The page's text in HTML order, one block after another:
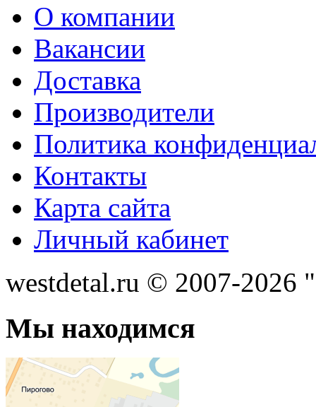
О компании
Вакансии
Доставка
Производители
Политика
Контакты
Карта сайта
Личный кабинет
westdetal.ru © 2007-2026
Мы находимся